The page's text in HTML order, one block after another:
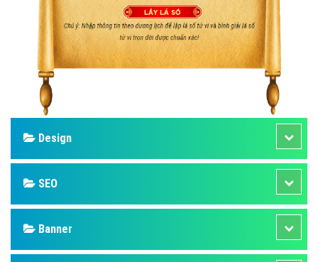
Design
SEO
Banner